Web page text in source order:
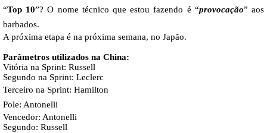
“Top 10”? O nome técnico que estou fazendo é “provocação” aos
barbados.
A próxima etapa é na próxima semana, no Japão.
Parâmetros utilizados na China:
Vitória na Sprint: Russell
Segundo na Sprint: Leclerc
Terceiro na Sprint: Hamilton
Pole: Antonelli
Vencedor: Antonelli
Segundo: Russell